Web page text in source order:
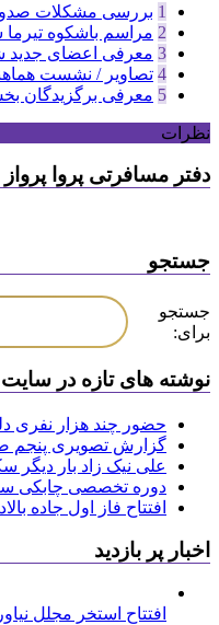
1 بررسی مشکلات
2 مراسم باشکوه
3 معرفی اعضای جدید
4 تصاویر / نشست
5 معرفی برگزیدگان
نظرات
دفتر مسافرتی پروا پرواز
جستجو
جستجو
برای:
نوشته های تازه در سایت
حضور چند هزار نفری
گزارش تصویری پنجم
علی نیک زاد بار دیگر
دوره تخصصی چابکی
افتتاح فاز اول جاده
اخبار پر بازدید
افتتاح استخر مجلل